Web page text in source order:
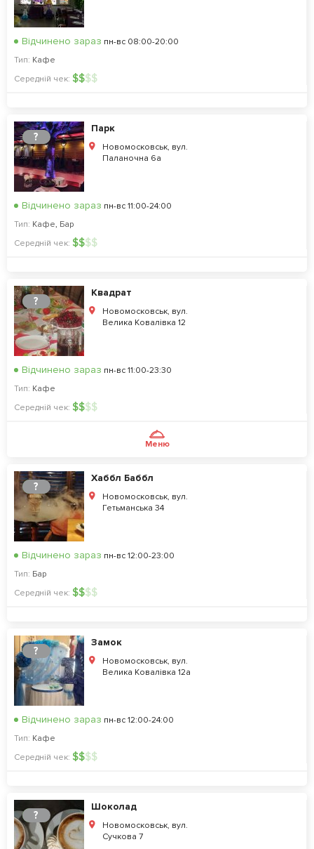
Відчинено зараз пн-вс 08:00-20:00
Тип: Кафе
Середній чек: $$$$
?
Парк
Новомосковськ, вул.
Паланочна 6а
Відчинено зараз пн-вс 11:00-24:00
Тип: Кафе, Бар
Середній чек: $$$$
?
Квадрат
Новомосковськ, вул.
Велика Ковалівка 12
Відчинено зараз пн-вс 11:00-23:30
Тип: Кафе
Середній чек: $$$$
Меню
?
Хаббл Баббл
Новомосковськ, вул.
Гетьманська 34
Відчинено зараз пн-вс 12:00-23:00
Тип: Бар
Середній чек: $$$$
?
Замок
Новомосковськ, вул.
Велика Ковалівка 12а
Відчинено зараз пн-вс 12:00-24:00
Тип: Кафе
Середній чек: $$$$
?
Шоколад
Новомосковськ, вул.
Сучкова 7